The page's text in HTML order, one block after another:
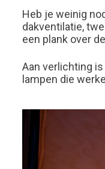
Heb je weinig
dakventilatie,
een plank over
Aan verlichting
lampen die